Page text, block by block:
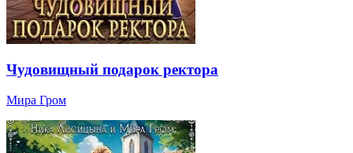
Чудовищный подарок ректора
Мира Гром